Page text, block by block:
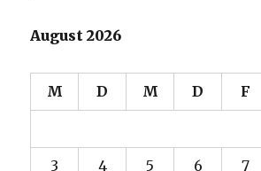
August 2026
M D M D F
3 4 5 6 7